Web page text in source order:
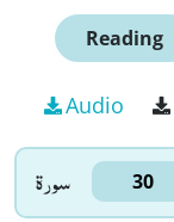
Reading
Audio
سورۃ 30